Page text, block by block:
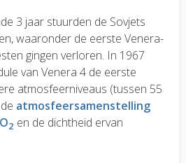
3 jaar stuurden de Sovjets
waaronder de eerste Venera-
gingen verloren. In 1967
van Venera 4 de eerste
atmosfeerniveaus (tussen 55
atmosfeersamenstelling
2 en de dichtheid ervan